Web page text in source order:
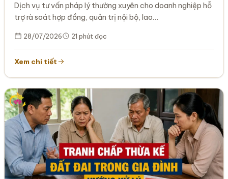
Dịch vụ tư vấn pháp lý thường xuyên cho doanh nghiệp hỗ
trợ rà soát hợp đồng, quản trị nội bộ, lao…
28/07/2026 21 phút đọc
Xem chi tiết